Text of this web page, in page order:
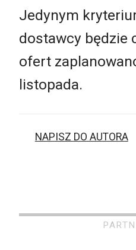
Jedynym
dostawcy będzie
ofert
listopada.
NAPISZ DO AUTORA